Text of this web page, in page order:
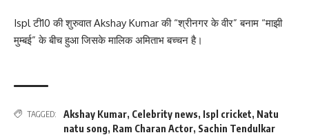
Ispl टी10 की शुरुवात Akshay Kumar की “श्रीनगर के वीर” बनाम “माझी
मुम्बई” के बीच हुआ जिसके मालिक अमिताभ बच्चन है।
TAGGED: Akshay Kumar, Celebrity news, Ispl cricket, Natu
natu song, Ram Charan Actor, Sachin Tendulkar